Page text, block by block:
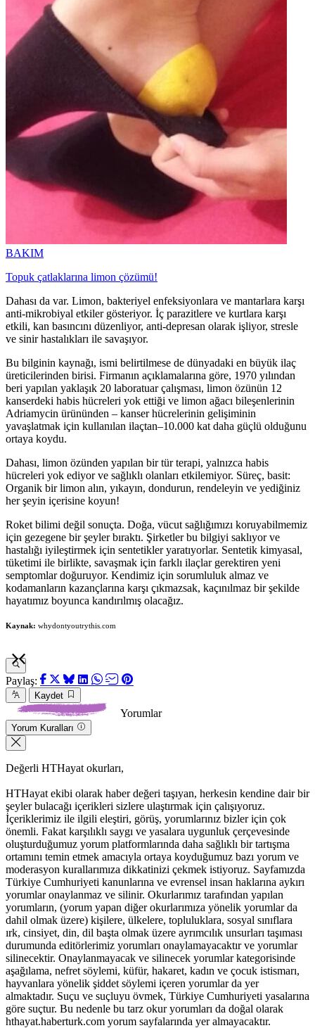
BAKIM
Topuk çatlaklarına limon çözümü!
Dahası da var. Limon, bakteriyel enfeksiyonlara ve mantarlara karşı
anti-mikrobiyal etkiler gösteriyor. İç parazitlere ve kurtlara karşı
etkili, kan basıncını düzenliyor, anti-depresan olarak işliyor, stresle
ve sinir hastalıkları ile savaşıyor.
Bu bilginin kaynağı, ismi belirtilmese de dünyadaki en büyük ilaç
üreticilerinden birisi. Firmanın açıklamalarına göre, 1970 yılından
beri yapılan yaklaşık 20 laboratuar çalışması, limon özünün 12
kanserdeki habis hücreleri yok ettiği ve limon ağacı bileşenlerinin
Adriamycin ürününden – kanser hücrelerinin gelişiminin
yavaşlatmak için kullanılan ilaçtan–10.000 kat daha güçlü olduğunu
ortaya koydu.
Dahası, limon özünden yapılan bir tür terapi, yalnızca habis
hücreleri yok ediyor ve sağlıklı olanları etkilemiyor. Süreç, basit:
Organik bir limon alın, yıkayın, dondurun, rendeleyin ve yediğiniz
her şeyin içerisine koyun!
Roket bilimi değil sonuçta. Doğa, vücut sağlığımızı koruyabilmemiz
için gezegene bir şeyler bıraktı. Şirketler bu bilgiyi saklıyor ve
hastalığı iyileştirmek için sentetikler yaratıyorlar. Sentetik kimyasal,
tüketimi ile birlikte, savaşmak için farklı ilaçlar gerektiren yeni
semptomlar doğuruyor. Kendimiz için sorumluluk almaz ve
kodamanların kazançlarına karşı çıkmazsak, kaçınılmaz bir şekilde
hayatımız boyunca kandırılmış olacağız.
Kaynak: whydontyoutrythis.com
Paylaş:
Kaydet
Yorumlar
Yorum Kuralları
Değerli HTHayat okurları,
HTHayat ekibi olarak haber değeri taşıyan, herkesin kendine dair bir
şeyler bulacağı içerikleri sizlere ulaştırmak için çalışıyoruz.
İçeriklerimiz ile ilgili eleştiri, görüş, yorumlarınız bizler için çok
önemli. Fakat karşılıklı saygı ve yasalara uygunluk çerçevesinde
oluşturduğumuz yorum platformlarında daha sağlıklı bir tartışma
ortamını temin etmek amacıyla ortaya koyduğumuz bazı yorum ve
moderasyon kurallarımıza dikkatinizi çekmek istiyoruz. Sayfamızda
Türkiye Cumhuriyeti kanunlarına ve evrensel insan haklarına aykırı
yorumlar onaylanmaz ve silinir. Okurlarımız tarafından yapılan
yorumların, (yorum yapan diğer okurlarımıza yönelik yorumlar da
dahil olmak üzere) kişilere, ülkelere, topluluklara, sosyal sınıflara
ırk, cinsiyet, din, dil başta olmak üzere ayrımcılık unsurları taşıması
durumunda editörlerimiz yorumları onaylamayacaktır ve yorumlar
silinecektir. Onaylanmayacak ve silinecek yorumlar kategorisinde
aşağılama, nefret söylemi, küfür, hakaret, kadın ve çocuk istismarı,
hayvanlara yönelik şiddet söylemi içeren yorumlar da yer
almaktadır. Suçu ve suçluyu övmek, Türkiye Cumhuriyeti yasalarına
göre suçtur. Bu nedenle bu tarz okur yorumları da doğal olarak
hthayat.haberturk.com yorum sayfalarında yer almayacaktır.